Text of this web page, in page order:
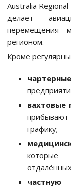
Australia
делает
перемещения
регионом.
Кроме
вахтовые
графику;
которые